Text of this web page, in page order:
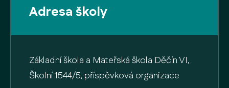
Adresa školy
Základní škola a Mateřská škola Děčín VI,
Školní 1544/5, příspěvková organizace